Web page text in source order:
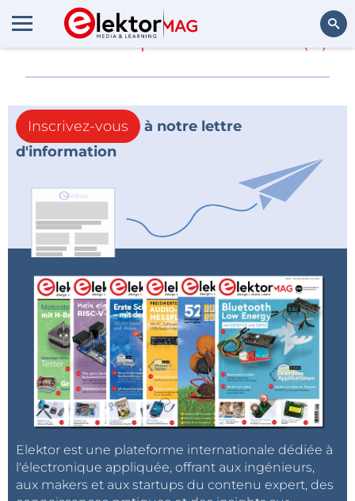
En savoir plus sur (0)
Inscrivez-vous
à notre lettre
d'information
Elektor est une plateforme internationale dédiée à
l'électronique appliquée, offrant aux ingénieurs,
aux makers et aux startups du contenu expert, des